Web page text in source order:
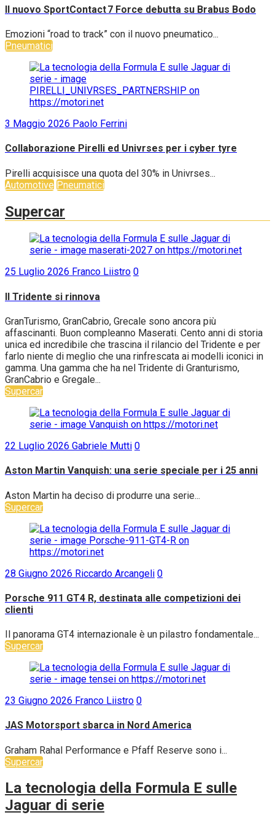
Il nuovo SportContact 7 Force debutta su Brabus Bodo
Emozioni “road to track” con il nuovo pneumatico...
Pneumatici
3 Maggio 2026 Paolo Ferrini
Collaborazione Pirelli ed Univrses per i cyber tyre
Pirelli acquisisce una quota del 30% in Univrses...
Automotive Pneumatici
Supercar
25 Luglio 2026 Franco Liistro 0
Il Tridente si rinnova
GranTurismo, GranCabrio, Grecale sono ancora più
affascinanti. Buon compleanno Maserati. Cento anni di storia
unica ed incredibile che trascina il rilancio del Tridente e per
farlo niente di meglio che una rinfrescata ai modelli iconici in
gamma. Una gamma che ha nel Tridente di Granturismo,
GranCabrio e Gregale...
Supercar
22 Luglio 2026 Gabriele Mutti 0
Aston Martin Vanquish: una serie speciale per i 25 anni
Aston Martin ha deciso di produrre una serie...
Supercar
28 Giugno 2026 Riccardo Arcangeli 0
Porsche 911 GT4 R, destinata alle competizioni dei
clienti
Il panorama GT4 internazionale è un pilastro fondamentale...
Supercar
23 Giugno 2026 Franco Liistro 0
JAS Motorsport sbarca in Nord America
Graham Rahal Performance e Pfaff Reserve sono i...
Supercar
La tecnologia della Formula E sulle
Jaguar di serie